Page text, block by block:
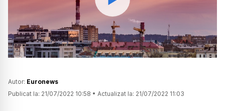
Watch
Autor: Euronews
Publicat la: 21/07/2022 10:58 • Actualizat la: 21/07/2022 11:03